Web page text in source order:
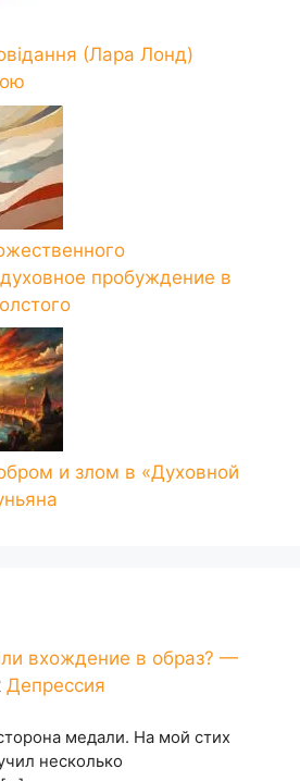
(Лара Лонд)
пробуждение в
и злом в «Духовной
вхождение в образ? —
Депрессия
медали. На мой стих
несколько